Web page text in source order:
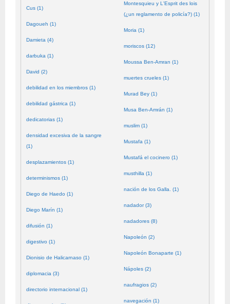
Cus (1)
Dagoueh (1)
Damieta (4)
darbuka (1)
David (2)
debilidad en los miembros (1)
debilidad gástrica (1)
dedicatorias (1)
densidad excesiva de la sangre
(1)
desplazamientos (1)
determinismos (1)
Diego de Haedo (1)
Diego Marín (1)
difusión (1)
digestivo (1)
Dionisio de Halicarnaso (1)
diplomacia (3)
directorio internacional (1)
Montesquieu y L'Esprit des lois
(¿un reglamento de policía?) (1)
Moria (1)
moriscos (12)
Moussa Ben-Amran (1)
muertes crueles (1)
Murad Bey (1)
Musa Ben-Amrán (1)
muslim (1)
Mustafa (1)
Mustafá el cocinero (1)
musthilla (1)
nación de los Galla. (1)
nadador (3)
nadadores (8)
Napoleón (2)
Napoleón Bonaparte (1)
Nápoles (2)
naufragios (2)
navegación (1)